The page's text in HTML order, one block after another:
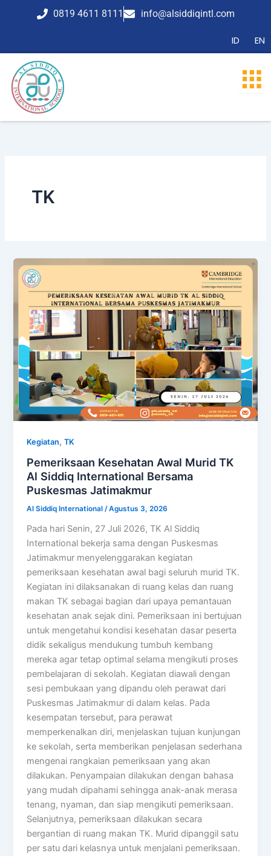
0819 4611 8111 info@alsiddiqintl.com
ID EN
TK
Kegiatan,TK
Pemeriksaan Kesehatan Awal Murid TK
Al Siddiq International Bersama
Puskesmas Jatimakmur
Al Siddiq International/Agustus 3, 2026
Pada hari Senin, 27 Juli 2026, TK Al Siddiq
International bekerja sama dengan Puskesmas
Jatimakmur menyelenggarakan kegiatan
pemeriksaan kesehatan awal bagi seluruh murid TK.
Kegiatan ini dilaksanakan di ruang kelas dan ruang
makan TK sebagai bagian dari upaya pemantauan
kesehatan anak sejak dini. Pemeriksaan ini bertujuan
untuk mengetahui kondisi kesehatan dasar peserta
didik sekaligus mendukung tumbuh kembang
mereka agar tetap optimal selama mengikuti proses
pembelajaran di sekolah. Kegiatan diawali dengan
sesi pembukaan yang dipandu oleh perawat dari
Puskesmas Jatimakmur di dalam kelas. Pada
kesempatan tersebut, para perawat
memperkenalkan diri, menjelaskan tujuan kunjungan
ke sekolah, serta memberikan penjelasan sederhana
mengenai rangkaian pemeriksaan yang akan
dilakukan. Penyampaian dilakukan dengan bahasa
yang mudah dipahami sehingga anak-anak merasa
tenang, nyaman, dan siap mengikuti pemeriksaan.
Selanjutnya, pemeriksaan dilakukan secara
bergantian di ruang makan TK. Murid dipanggil satu
per satu dari kelasnya untuk menjalani pemeriksaan.